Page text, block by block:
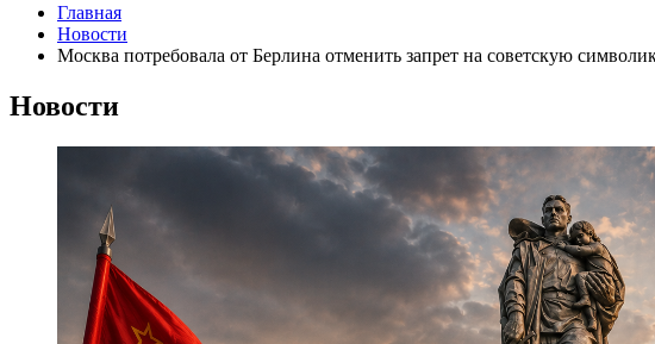
Главная
Новости
Москва потребовала от Берлина отменить запрет на советскую
Новости